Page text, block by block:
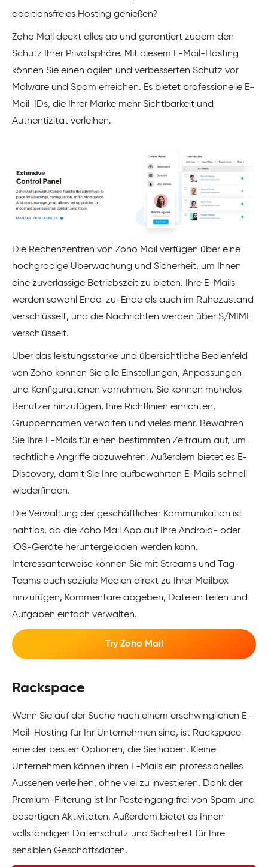
additionsfreies Hosting genießen?
Zoho Mail deckt alles ab und garantiert zudem den
Schutz Ihrer Privatsphäre. Mit diesem E-Mail-Hosting
können Sie einen agilen und verbesserten Schutz vor
Malware und Spam erreichen. Es bietet professionelle E-
Mail-IDs, die Ihrer Marke mehr Sichtbarkeit und
Authentizität verleihen.
Die Rechenzentren von Zoho Mail verfügen über eine
hochgradige Überwachung und Sicherheit, um Ihnen
eine zuverlässige Betriebszeit zu bieten. Ihre E-Mails
werden sowohl Ende-zu-Ende als auch im Ruhezustand
verschlüsselt, und die Nachrichten werden über S/MIME
verschlüsselt.
Über das leistungsstarke und übersichtliche Bedienfeld
von Zoho können Sie alle Einstellungen, Anpassungen
und Konfigurationen vornehmen. Sie können mühelos
Benutzer hinzufügen, Ihre Richtlinien einrichten,
Gruppennamen verwalten und vieles mehr. Bewahren
Sie Ihre E-Mails für einen bestimmten Zeitraum auf, um
rechtliche Angriffe abzuwehren. Außerdem bietet es E-
Discovery, damit Sie Ihre aufbewahrten E-Mails schnell
wiederfinden.
Die Verwaltung der geschäftlichen Kommunikation ist
nahtlos, da die Zoho Mail App auf Ihre Android- oder
iOS-Geräte heruntergeladen werden kann.
Interessanterweise können Sie mit Streams und Tag-
Teams auch soziale Medien direkt zu Ihrer Mailbox
hinzufügen, Kommentare abgeben, Dateien teilen und
Aufgaben einfach verwalten.
Try Zoho Mail
Rackspace
Wenn Sie auf der Suche nach einem erschwinglichen E-
Mail-Hosting für Ihr Unternehmen sind, ist Rackspace
eine der besten Optionen, die Sie haben. Kleine
Unternehmen können ihren E-Mails ein professionelles
Aussehen verleihen, ohne viel zu investieren. Dank der
Premium-Filterung ist Ihr Posteingang frei von Spam und
bösartigen Aktivitäten. Außerdem bietet es Ihnen
vollständigen Datenschutz und Sicherheit für Ihre
sensiblen Geschäftsdaten.